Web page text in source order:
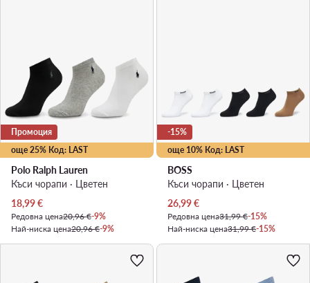
още 25% Код: LAST
Промоция
Polo Ralph Lauren
Къси чорапи · Цветен
Актуална цена
18,99€
Редовна цена20,96 €-9%
Най-ниска цена20,96 €-9%
още 10% Код: LAST
-15%
BOSS
Къси чорапи · Цветен
Актуална цена
26,99€
Редовна цена31,99 €-15%
Най-ниска цена31,99 €-15%